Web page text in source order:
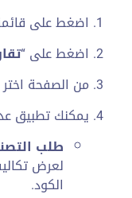
اضغط على
اضغط على “
من الصفحة
يمكنك تطبيق
طلب
لعرض
الكود.